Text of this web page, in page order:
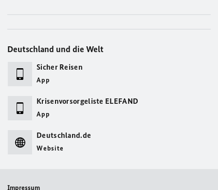
Deutschland und die Welt
Sicher Reisen
App
Krisenvorsorgeliste ELEFAND
App
Deutschland.de
Website
Impressum